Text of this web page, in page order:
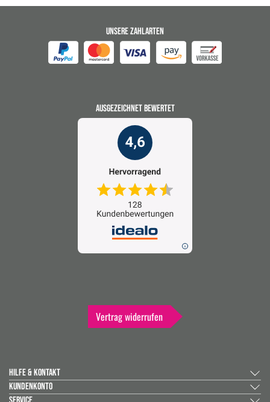
UNSERE ZAHLARTEN
AUSGEZEICHNET BEWERTET
Vertrag widerrufen
HILFE & KONTAKT
KUNDENKONTO